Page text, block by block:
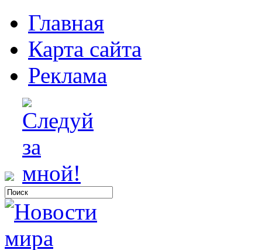
Главная
Карта сайта
Реклама